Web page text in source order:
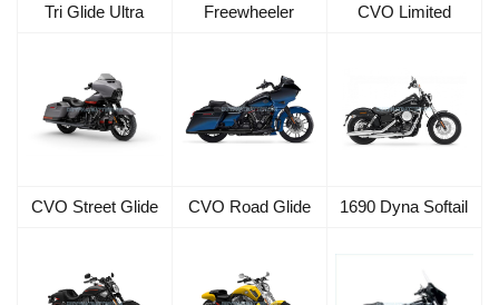
Tri Glide Ultra Freewheeler CVO Limited
CVO Street Glide CVO Road Glide 1690 Dyna Softail